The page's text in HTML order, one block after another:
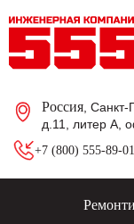
Россия ,
д.11, литер А,
+7 (800) 555-89-01